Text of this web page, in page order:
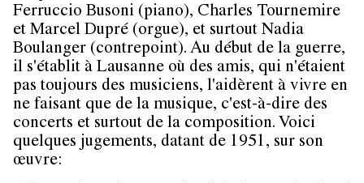
Ferruccio Busoni (piano), Charles Tournemire
et Marcel Dupré (orgue), et surtout Nadia
Boulanger (contrepoint). Au début de la guerre,
il s'établit à Lausanne où des amis, qui n'étaient
pas toujours des musiciens, l'aidèrent à vivre en
ne faisant que de la musique, c'est-à-dire des
concerts et surtout de la composition. Voici
quelques jugements, datant de 1951, sur son
œuvre: